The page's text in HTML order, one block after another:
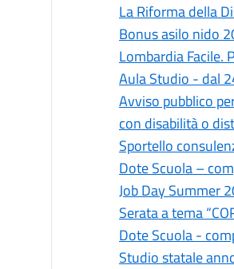
La Riforma della
Bonus asilo nido
Lombardia Facile.
Aula Studio - dal
Avviso pubblico
con disabilità o
Sportello
Dote Scuola –
Job Day Summer
Serata a tema
Dote Scuola -
Studio statale